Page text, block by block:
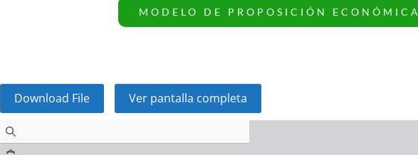
MODELO DE PROPOSICIÓN ECONÓMICA
Download File Ver pantalla completa